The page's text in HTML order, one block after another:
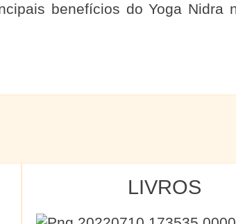
benefícios do Yoga Nidra
LIVROS